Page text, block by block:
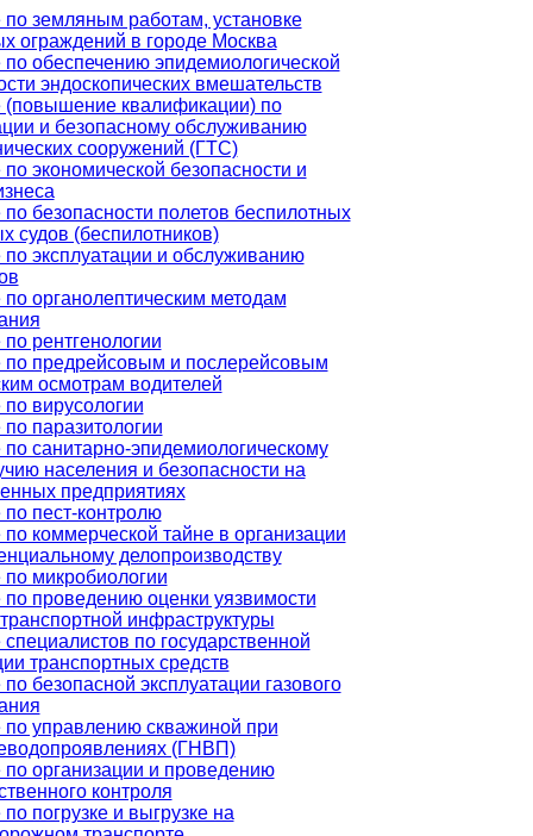
земляным работам, установке
ограждений в городе Москва
обеспечению эпидемиологической
эндоскопических вмешательств
(повышение квалификации) по
и безопасному обслуживанию
сооружений (ГТС)
экономической безопасности и
безопасности полетов беспилотных
судов (беспилотников)
эксплуатации и обслуживанию
органолептическим методам
рентгенологии
по предрейсовым и послерейсовым
осмотрам водителей
вирусологии
паразитологии
санитарно-эпидемиологическому
населения и безопасности на
предприятиях
пест-контролю
коммерческой тайне в организации
делопроизводству
микробиологии
проведению оценки уязвимости
инфраструктуры
по государственной
транспортных средств
безопасной эксплуатации газового
управлению скважиной при
(ГНВП)
организации и проведению
контроля
погрузке и выгрузке на